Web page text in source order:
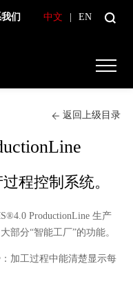
们 中文 EN
返回上级目录
程控制系统。
ProductionLine 生产
部分“智能工厂”的功能。
加工过程中能清楚显示每